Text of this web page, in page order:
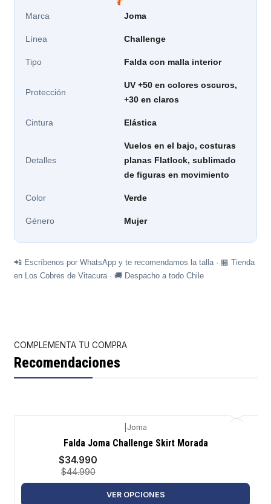
Marca Joma
Línea Challenge
Tipo Falda con malla interior
Protección
UV +50 en colores oscuros,
+30 en claros
Cintura Elástica
Detalles
Vuelos en el bajo, costuras
planas Flatlock, sublimado
de figuras en movimiento
Color Verde
Género Mujer
📲 Escríbenos por WhatsApp y te recomendamos la talla · 🏪 Tienda
en Los Cobres de Vitacura · 🚚 Despacho a todo Chile
COMPLEMENTA TU COMPRA
Recomendaciones
Joma
Falda Joma Challenge Skirt Morada
$34.990
$44.990
VER OPCIONES